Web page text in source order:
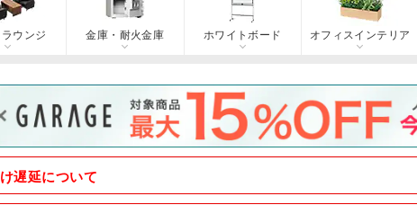
ウンジ 金庫・耐火金庫 ホワイトボード オフィスインテリア
遅延について